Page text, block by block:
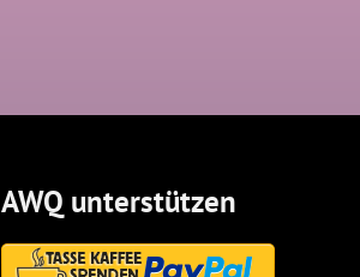
AWQ unterstützen